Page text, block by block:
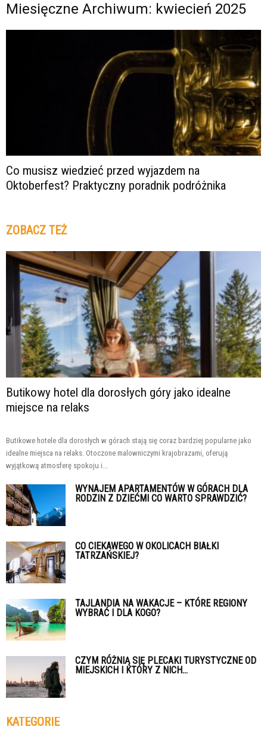
Miesięczne Archiwum: kwiecień 2025
Co musisz wiedzieć przed wyjazdem na
Oktoberfest? Praktyczny poradnik podróżnika
ZOBACZ TEŻ
Butikowy hotel dla dorosłych góry jako idealne
miejsce na relaks
Butikowe hotele dla dorosłych w górach stają się coraz bardziej popularne jako
idealne miejsca na relaks. Otoczone malowniczymi krajobrazami, oferują
wyjątkową atmosferę spokoju i...
WYNAJEM APARTAMENTÓW W GÓRACH DLA
RODZIN Z DZIEĆMI CO WARTO SPRAWDZIĆ?
CO CIEKAWEGO W OKOLICACH BIAŁKI
TATRZAŃSKIEJ?
TAJLANDIA NA WAKACJE – KTÓRE REGIONY
WYBRAĆ I DLA KOGO?
CZYM RÓŻNIĄ SIĘ PLECAKI TURYSTYCZNE OD
MIEJSKICH I KTÓRY Z NICH...
KATEGORIE